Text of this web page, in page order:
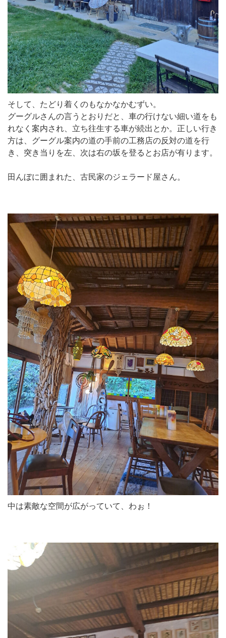
そして、たどり着くのもなかなかむずい。
グーグルさんの言うとおりだと、車の行けない細い道をも
れなく案内され、立ち往生する車が続出とか。正しい行き
方は、グーグル案内の道の手前の工務店の反対の道を行
き、突き当りを左、次は右の坂を登るとお店が有ります。
田んぼに囲まれた、古民家のジェラード屋さん。
中は素敵な空間が広がっていて、わぉ！